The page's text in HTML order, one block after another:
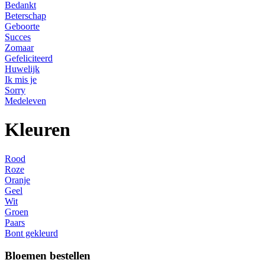
Bedankt
Beterschap
Geboorte
Succes
Zomaar
Gefeliciteerd
Huwelijk
Ik mis je
Sorry
Medeleven
Kleuren
Rood
Roze
Oranje
Geel
Wit
Groen
Paars
Bont gekleurd
Bloemen bestellen